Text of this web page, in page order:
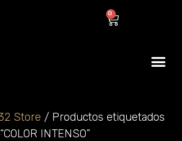
0
Store / Productos etiquetados
“COLOR INTENSO”